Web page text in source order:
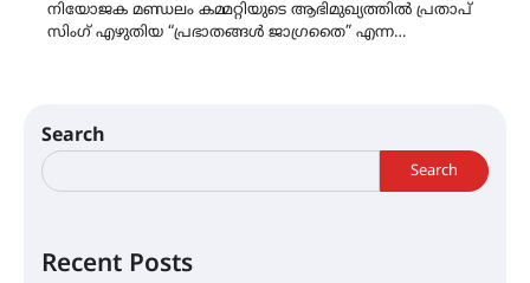
നിയോജക മണ്ഡലം കമ്മറ്റിയുടെ ആഭിമുഖ്യത്തിൽ പ്രതാപ്
സിംഗ് എഴുതിയ “പ്രഭാതങ്ങൾ ജാഗ്രതൈ” എന്ന…
Search
Search
Recent Posts